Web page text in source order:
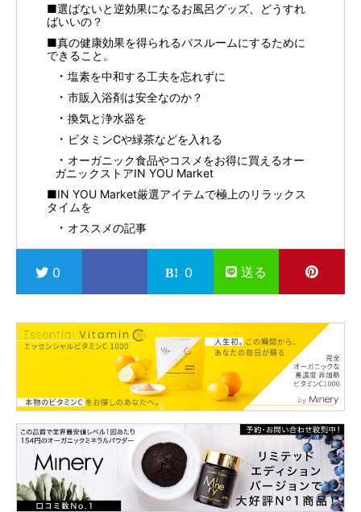
■選ばないと逆効果になるお風呂グッズ、どうすれ
ばいいの？
■真の健康効果を得られるバスルームにするために
できること。
塩素を中和する工夫を忘れずに
市販入浴剤は安全なのか？
換気と浄水器を
ビタミンCや緑茶などを入れる
オーガニック食品やコスメをお得に買えるオー
ガニックストアIN YOU Market
■IN YOU Market厳選アイテムで極上のリラックス
タイムを
オススメの記事
0 0 送る